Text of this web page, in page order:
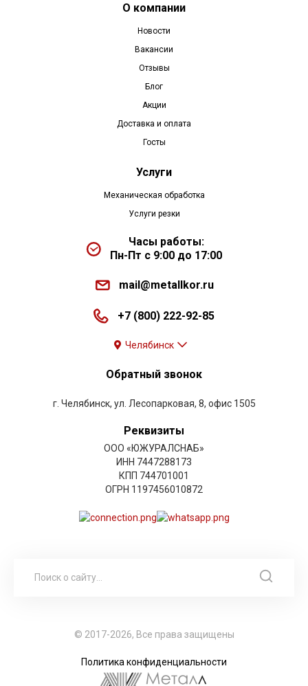
О компании
Новости
Вакансии
Отзывы
Блог
Акции
Доставка и оплата
Госты
Услуги
Механическая обработка
Услуги резки
Часы работы:
Пн-Пт с 9:00 до 17:00
mail@metallkor.ru
+7 (800) 222-92-85
Челябинск
Обратный звонок
г. Челябинск, ул. Лесопарковая, 8, офис 1505
Реквизиты
ООО «ЮЖУРАЛСНАБ»
ИНН 7447288173
КПП 744701001
ОГРН 1197456010872
© 2017-2026, Все права защищены
Политика конфиденциальности